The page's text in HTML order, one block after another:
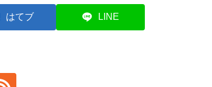
はてブ LINE